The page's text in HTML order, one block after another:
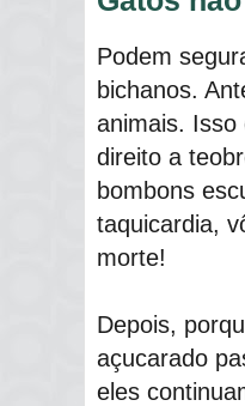
Podem
bichanos.
animais. Isso
direito a
bombons
taquicardia,
morte!
Depois,
açucarado
eles